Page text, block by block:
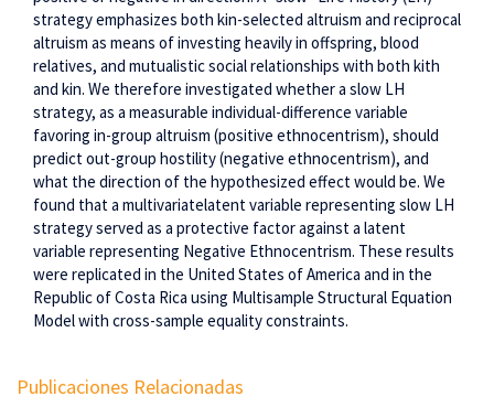
strategy emphasizes both kin-selected altruism and reciprocal
altruism as means of investing heavily in offspring, blood
relatives, and mutualistic social relationships with both kith
and kin. We therefore investigated whether a slow LH
strategy, as a measurable individual-difference variable
favoring in-group altruism (positive ethnocentrism), should
predict out-group hostility (negative ethnocentrism), and
what the direction of the hypothesized effect would be. We
found that a multivariatelatent variable representing slow LH
strategy served as a protective factor against a latent
variable representing Negative Ethnocentrism. These results
were replicated in the United States of America and in the
Republic of Costa Rica using Multisample Structural Equation
Model with cross-sample equality constraints.
Publicaciones Relacionadas